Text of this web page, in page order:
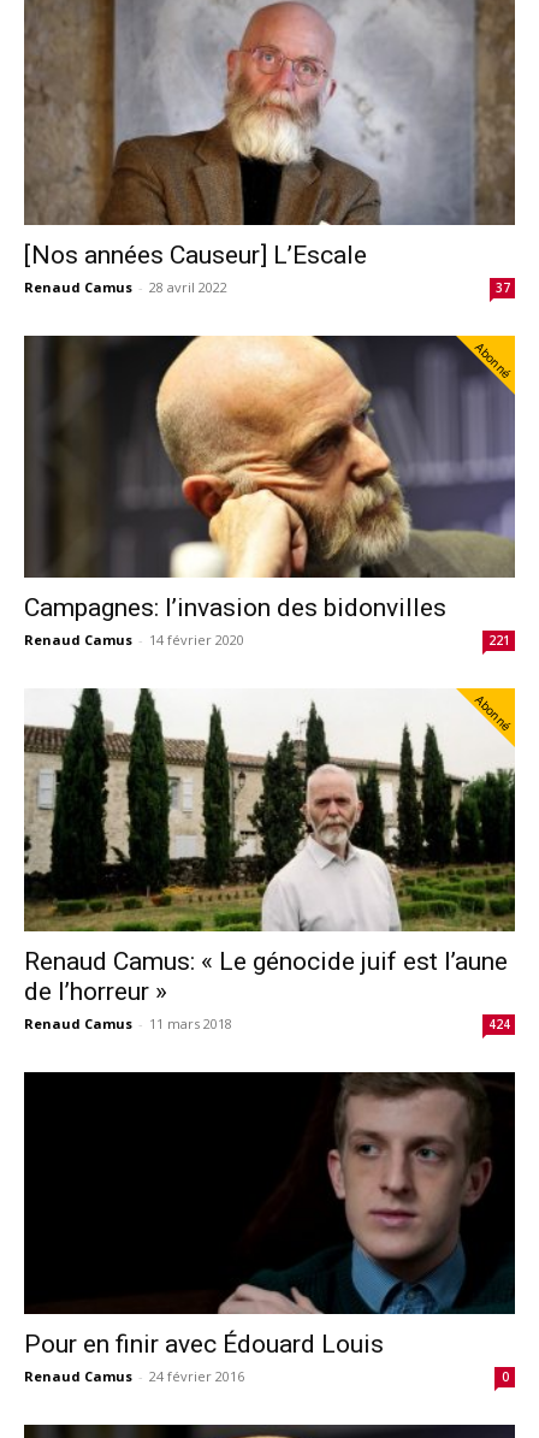
[Nos années Causeur] L’Escale
Renaud Camus - 28 avril 2022 37
Abonné
Campagnes: l’invasion des bidonvilles
Renaud Camus - 14 février 2020 221
Abonné
Renaud Camus: « Le génocide juif est l’aune
de l’horreur »
Renaud Camus - 11 mars 2018 424
Pour en finir avec Édouard Louis
Renaud Camus - 24 février 2016 0